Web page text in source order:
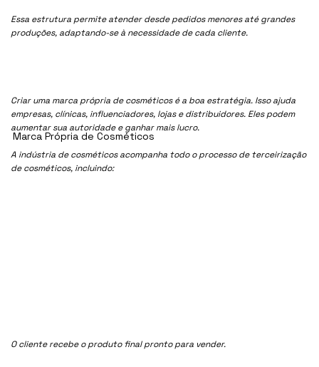
Essa estrutura permite atender desde pedidos menores até grandes
produções, adaptando-se à necessidade de cada cliente.
Criar uma marca própria de cosméticos é a boa estratégia. Isso ajuda
empresas, clínicas, influenciadores, lojas e distribuidores. Eles podem
aumentar sua autoridade e ganhar mais lucro.
A indústria de cosméticos acompanha todo o processo de terceirização
de cosméticos, incluindo:
O cliente recebe o produto final pronto para vender.
Marca Própria de Cosméticos